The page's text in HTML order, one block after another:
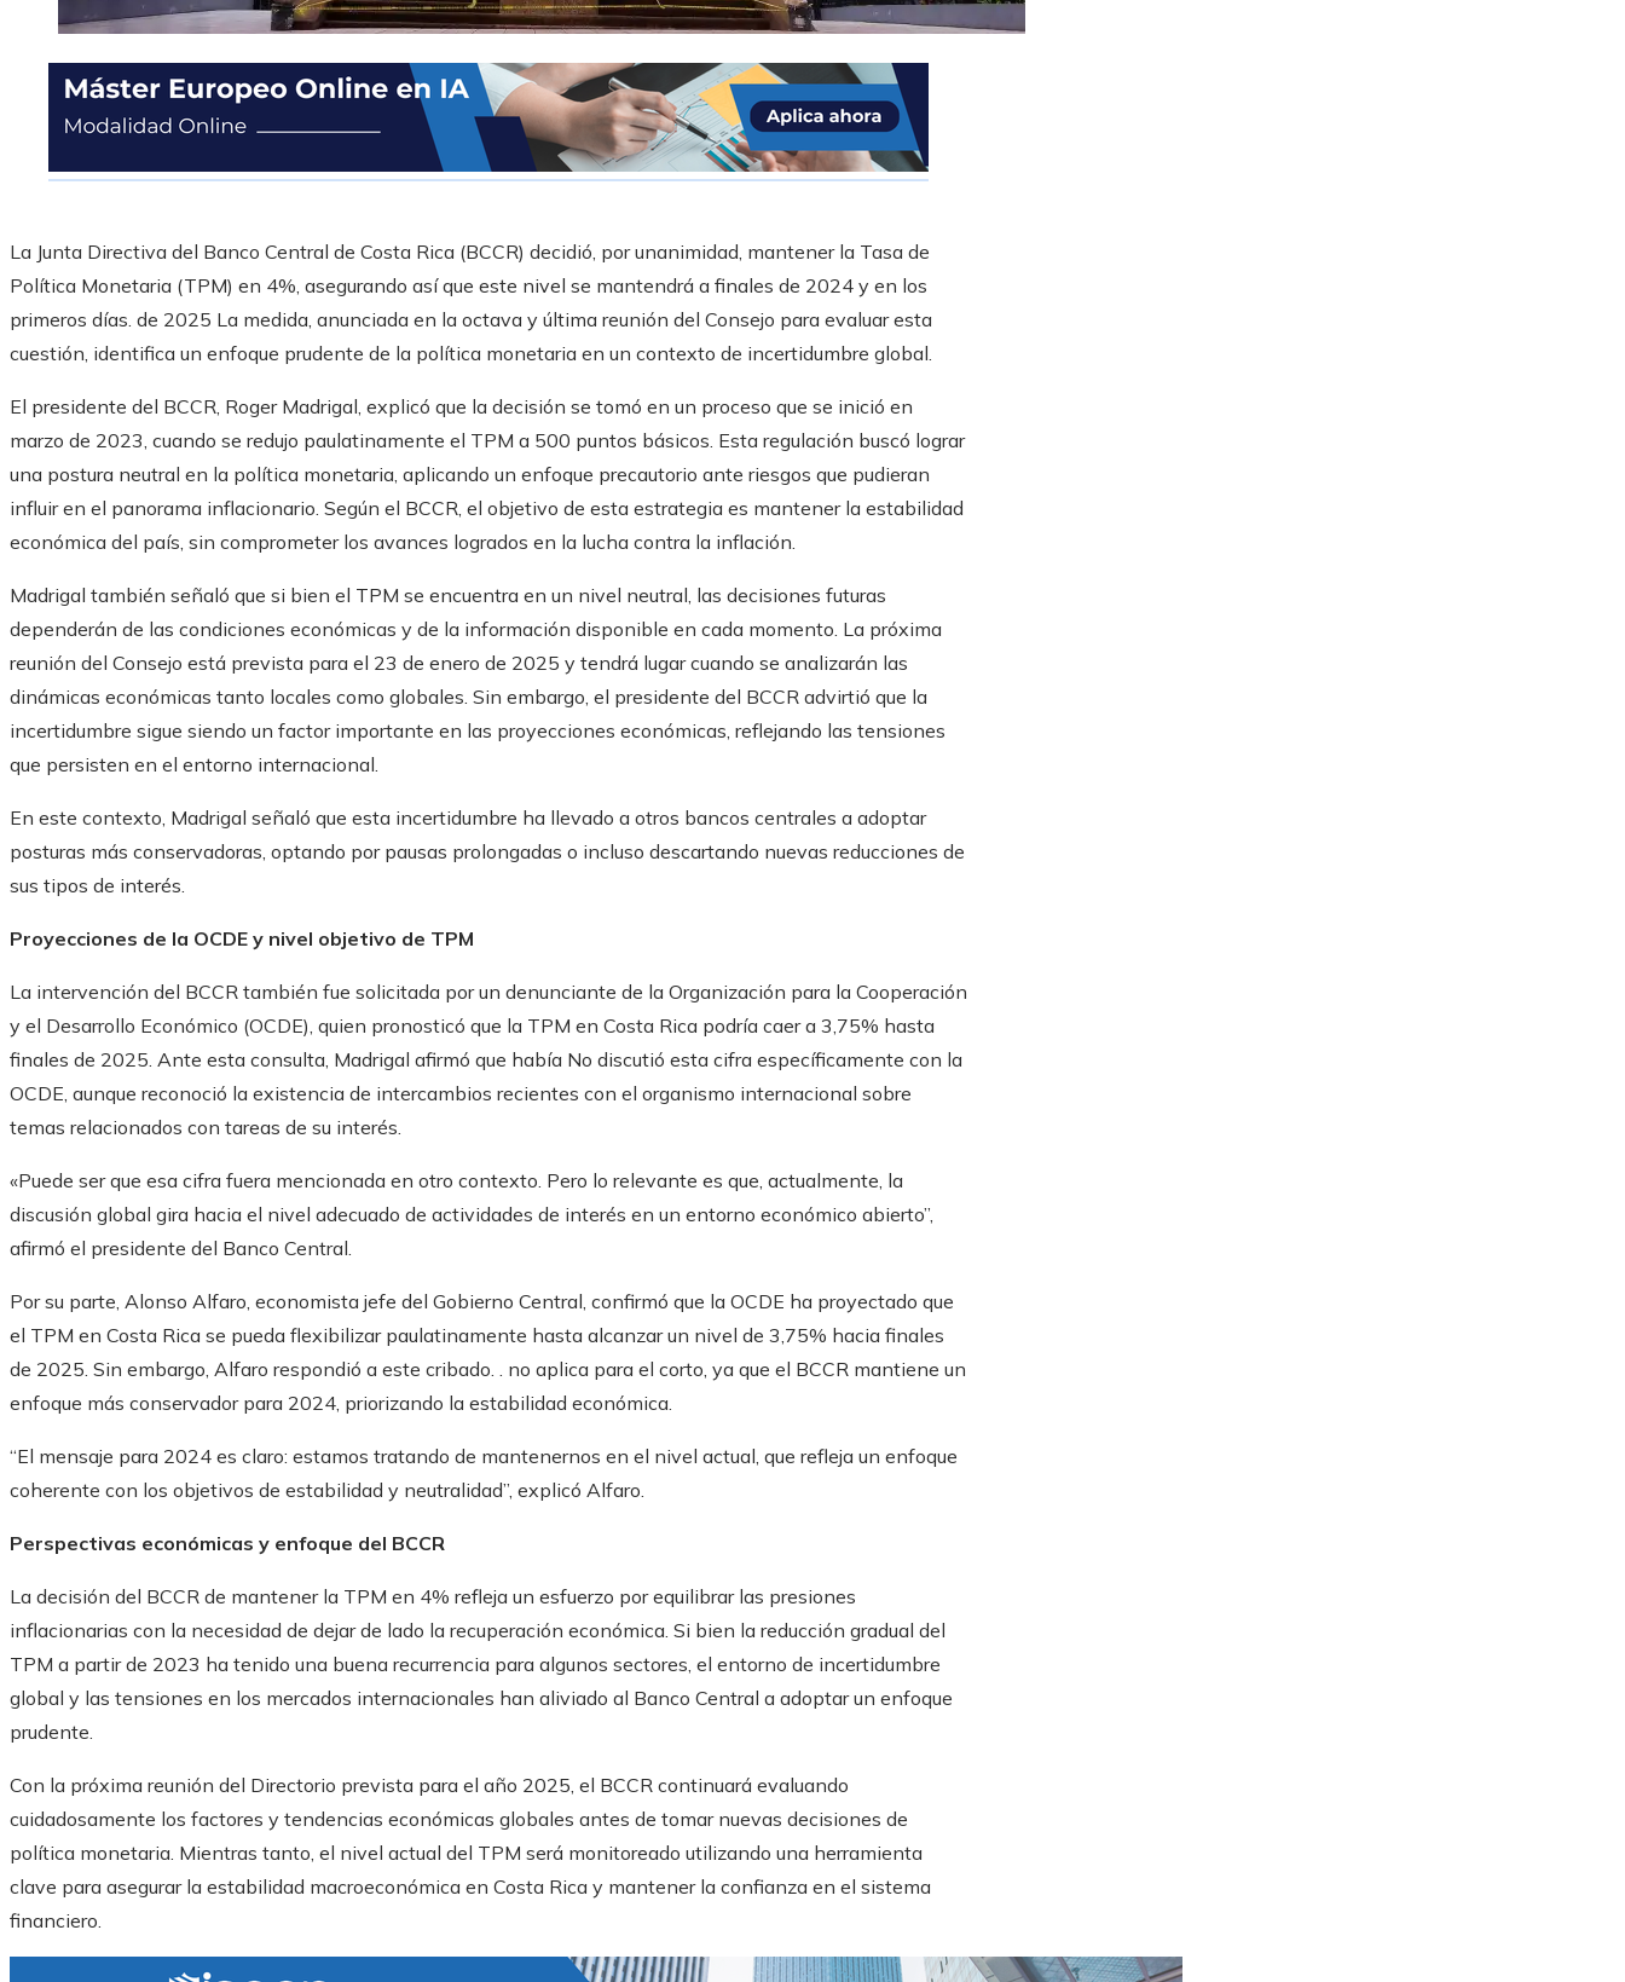
La Junta Directiva del Banco Central de Costa Rica (BCCR) decidió, por unanimidad, mantener la Tasa de
Política Monetaria (TPM) en 4%, asegurando así que este nivel se mantendrá a finales de 2024 y en los
primeros días. de 2025 La medida, anunciada en la octava y última reunión del Consejo para evaluar esta
cuestión, identifica un enfoque prudente de la política monetaria en un contexto de incertidumbre global.
El presidente del BCCR, Roger Madrigal, explicó que la decisión se tomó en un proceso que se inició en
marzo de 2023, cuando se redujo paulatinamente el TPM a 500 puntos básicos. Esta regulación buscó lograr
una postura neutral en la política monetaria, aplicando un enfoque precautorio ante riesgos que pudieran
influir en el panorama inflacionario. Según el BCCR, el objetivo de esta estrategia es mantener la estabilidad
económica del país, sin comprometer los avances logrados en la lucha contra la inflación.
Madrigal también señaló que si bien el TPM se encuentra en un nivel neutral, las decisiones futuras
dependerán de las condiciones económicas y de la información disponible en cada momento. La próxima
reunión del Consejo está prevista para el 23 de enero de 2025 y tendrá lugar cuando se analizarán las
dinámicas económicas tanto locales como globales. Sin embargo, el presidente del BCCR advirtió que la
incertidumbre sigue siendo un factor importante en las proyecciones económicas, reflejando las tensiones
que persisten en el entorno internacional.
En este contexto, Madrigal señaló que esta incertidumbre ha llevado a otros bancos centrales a adoptar
posturas más conservadoras, optando por pausas prolongadas o incluso descartando nuevas reducciones de
sus tipos de interés.
Proyecciones de la OCDE y nivel objetivo de TPM
La intervención del BCCR también fue solicitada por un denunciante de la Organización para la Cooperación
y el Desarrollo Económico (OCDE), quien pronosticó que la TPM en Costa Rica podría caer a 3,75% hasta
finales de 2025. Ante esta consulta, Madrigal afirmó que había No discutió esta cifra específicamente con la
OCDE, aunque reconoció la existencia de intercambios recientes con el organismo internacional sobre
temas relacionados con tareas de su interés.
«Puede ser que esa cifra fuera mencionada en otro contexto. Pero lo relevante es que, actualmente, la
discusión global gira hacia el nivel adecuado de actividades de interés en un entorno económico abierto”,
afirmó el presidente del Banco Central.
Por su parte, Alonso Alfaro, economista jefe del Gobierno Central, confirmó que la OCDE ha proyectado que
el TPM en Costa Rica se pueda flexibilizar paulatinamente hasta alcanzar un nivel de 3,75% hacia finales
de 2025. Sin embargo, Alfaro respondió a este cribado. . no aplica para el corto, ya que el BCCR mantiene un
enfoque más conservador para 2024, priorizando la estabilidad económica.
“El mensaje para 2024 es claro: estamos tratando de mantenernos en el nivel actual, que refleja un enfoque
coherente con los objetivos de estabilidad y neutralidad”, explicó Alfaro.
Perspectivas económicas y enfoque del BCCR
La decisión del BCCR de mantener la TPM en 4% refleja un esfuerzo por equilibrar las presiones
inflacionarias con la necesidad de dejar de lado la recuperación económica. Si bien la reducción gradual del
TPM a partir de 2023 ha tenido una buena recurrencia para algunos sectores, el entorno de incertidumbre
global y las tensiones en los mercados internacionales han aliviado al Banco Central a adoptar un enfoque
prudente.
Con la próxima reunión del Directorio prevista para el año 2025, el BCCR continuará evaluando
cuidadosamente los factores y tendencias económicas globales antes de tomar nuevas decisiones de
política monetaria. Mientras tanto, el nivel actual del TPM será monitoreado utilizando una herramienta
clave para asegurar la estabilidad macroeconómica en Costa Rica y mantener la confianza en el sistema
financiero.